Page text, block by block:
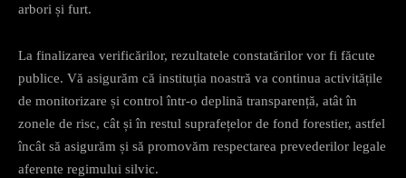
arbori și furt.
La finalizarea verificărilor, rezultatele constatărilor vor fi făcute
publice. Vă asigurăm că instituția noastră va continua activitățile
de monitorizare și control într-o deplină transparență, atât în
zonele de risc, cât și în restul suprafețelor de fond forestier, astfel
încât să asigurăm și să promovăm respectarea prevederilor legale
aferente regimului silvic.